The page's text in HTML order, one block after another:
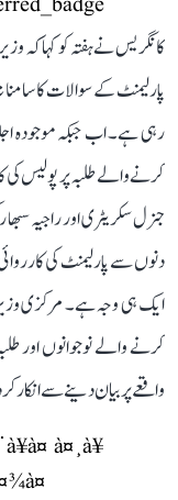
کانگریس نے ہفتہ کو کہا کہ
پارلیمنٹ کے سوالات کا
کرنے والے طلبہ پر پولیس
دنوں سے پارلیمنٹ کی
ایک ہی وجہ ہے۔ مرکزی وزیر
واقعے پر بیان دینے سے انکار
à¤¸à¥